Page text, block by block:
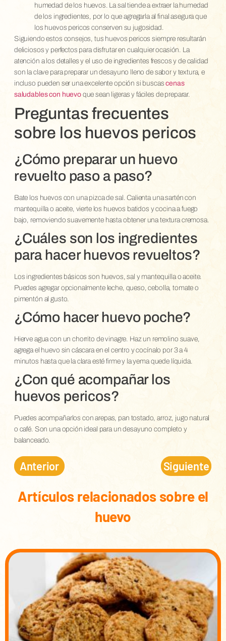
humedad de los huevos. La sal tiende a extraer la humedad
de los ingredientes, por lo que agregarla al final asegura que
los huevos pericos conserven su jugosidad.
Siguiendo estos consejos, tus huevos pericos siempre resultarán
deliciosos y perfectos para disfrutar en cualquier ocasión. La
atención a los detalles y el uso de ingredientes frescos y de calidad
son la clave para preparar un desayuno lleno de sabor y textura, e
incluso pueden ser una excelente opción si buscascenas
saludables con huevoque sean ligeras y fáciles de preparar.
Preguntas frecuentes
sobre los huevos pericos
¿Cómo preparar un huevo
revuelto paso a paso?
Bate los huevos con una pizca de sal. Calienta una sartén con
mantequilla o aceite, vierte los huevos batidos y cocina a fuego
bajo, removiendo suavemente hasta obtener una textura cremosa.
¿Cuáles son los ingredientes
para hacer huevos revueltos?
Los ingredientes básicos son huevos, sal y mantequilla o aceite.
Puedes agregar opcionalmente leche, queso, cebolla, tomate o
pimentón al gusto.
¿Cómo hacer huevo poche?
Hierve agua con un chorrito de vinagre. Haz un remolino suave,
agrega el huevo sin cáscara en el centro y cocínalo por 3 a 4
minutos hasta que la clara esté firme y la yema quede líquida.
¿Con qué acompañar los
huevos pericos?
Puedes acompañarlos con arepas, pan tostado, arroz, jugo natural
o café. Son una opción ideal para un desayuno completo y
balanceado.
Anterior Siguiente
Artículos relacionados sobre el
huevo